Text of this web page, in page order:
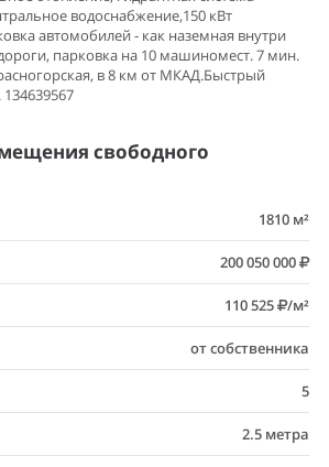
водоснабжение,150 кВт
автомобилей - как наземная внутри
парковка на 10 машиномест. 7 мин.
в 8 км от МКАД.Быстрый
свободного
1810 м²
200 050 000
110 525 /м²
от собственника
5
2.5 метра